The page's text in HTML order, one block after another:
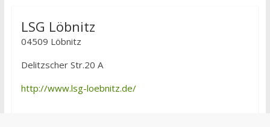
LSG Löbnitz
04509 Löbnitz
Delitzscher Str.20 A
http://www.lsg-loebnitz.de/